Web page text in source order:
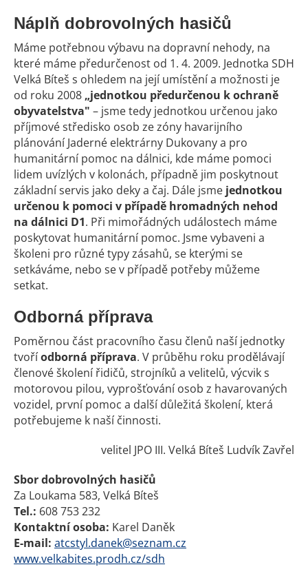
Náplň dobrovolných hasičů
Máme potřebnou výbavu na dopravní nehody, na
které máme předurčenost od 1. 4. 2009. Jednotka SDH
Velká Bíteš s ohledem na její umístění a možnosti je
od roku 2008 „jednotkou předurčenou k ochraně
obyvatelstva" – jsme tedy jednotkou určenou jako
příjmové středisko osob ze zóny havarijního
plánování Jaderné elektrárny Dukovany a pro
humanitární pomoc na dálnici, kde máme pomoci
lidem uvízlých v kolonách, případně jim poskytnout
základní servis jako deky a čaj. Dále jsme jednotkou
určenou k pomoci v případě hromadných nehod
na dálnici D1. Při mimořádných událostech máme
poskytovat humanitární pomoc. Jsme vybaveni a
školeni pro různé typy zásahů, se kterými se
setkáváme, nebo se v případě potřeby můžeme
setkat.
Odborná příprava
Poměrnou část pracovního času členů naší jednotky
tvoříodborná příprava. V průběhu roku prodělávají
členové školení řidičů, strojníků a velitelů, výcvik s
motorovou pilou, vyprošťování osob z havarovaných
vozidel, první pomoc a další důležitá školení, která
potřebujeme k naší činnosti.
velitel JPO III. Velká Bíteš Ludvík Zavřel
Sbor dobrovolných hasičů
Za Loukama 583, Velká Bíteš
Tel.: 608 753 232
Kontaktní osoba: Karel Daněk
E-mail: atcstyl.danek@seznam.cz
www.velkabites.prodh.cz/sdh